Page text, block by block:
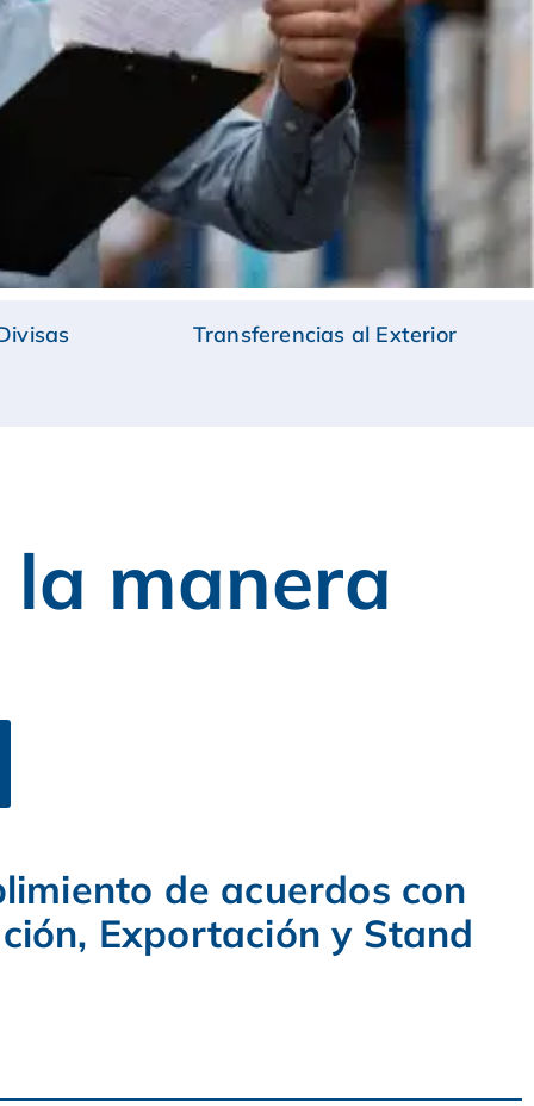
Transferencias al Exterior
manera
de acuerdos con
Exportación y Stand